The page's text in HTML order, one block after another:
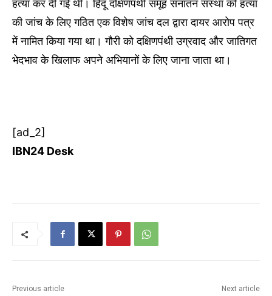
हत्या कर दी गई थी। हिंदू दक्षिणपंथी समूह सनातन संस्था को हत्या
की जांच के लिए गठित एक विशेष जांच दल द्वारा दायर आरोप पत्र
में नामित किया गया था। गौरी को दक्षिणपंथी उग्रवाद और जातिगत
भेदभाव के खिलाफ अपने अभियानों के लिए जाना जाता था।
[ad_2]
IBN24 Desk
Previous article Next article